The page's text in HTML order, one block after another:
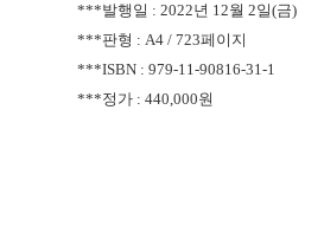
***발행일 : 2022년 12월 2일(금)
***판형 : A4 / 723페이지
***ISBN : 979-11-90816-31-1
***정가 : 440,000원